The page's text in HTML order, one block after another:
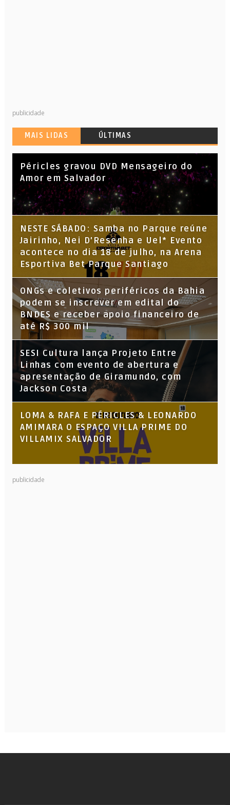
publicidade
MAIS LIDAS ÚLTIMAS
Péricles gravou DVD Mensageiro do
Amor em Salvador
NESTE SÁBADO: Samba no Parque reúne
Jairinho, Nei D’Resenha e Uel* Evento
acontece no dia 18 de julho, na Arena
Esportiva Bet Parque Santiago
ONGs e coletivos periféricos da Bahia
podem se inscrever em edital do
BNDES e receber apoio financeiro de
até R$ 300 mil
SESI Cultura lança Projeto Entre
Linhas com evento de abertura e
apresentação de Giramundo, com
Jackson Costa
LOMA & RAFA E PÉRICLES & LEONARDO
AMIMARA O ESPAÇO VILLA PRIME DO
VILLAMIX SALVADOR
publicidade